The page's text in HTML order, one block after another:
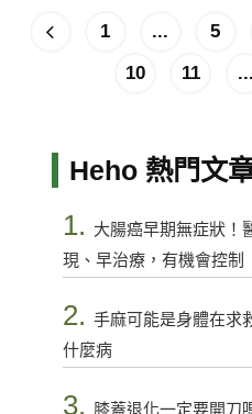
1 ... 5
10
11 ...
Heho 熱門文
1. 大腸癌早期無症狀！
現、早治療，有機會控制
2. 手麻可能是身體在求
什麼病
3. 膝蓋退化一定要開刀